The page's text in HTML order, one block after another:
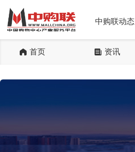
中购联动态
首页 资讯